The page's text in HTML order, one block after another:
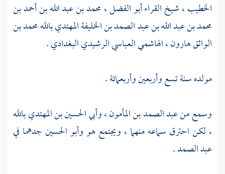
الخطيب ، شيخ القراء أبو الفضل ، محمد بن عبد الله بن أحمد بن
محمد بن عبد الله بن عبد الصمد بن الخليفة المهتدي بالله محمد بن
الواثق هارون ، الهاشمي العباسي الرشيدي البغدادي .
مولده سنة تسع وأربعين وأربعمائة .
وسمع منعبد الصمد بن المأمون،وأبي الحسين بن المهتدي بالله
، لكن احترق سماعه منهما ، ويجتمع هووأبو الحسينجدهما في
عبد الصمد.